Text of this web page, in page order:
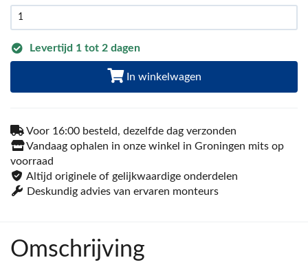
Levertijd 1 tot 2 dagen
In winkelwagen
Voor 16:00 besteld, dezelfde dag verzonden
Vandaag ophalen in onze winkel in Groningen mits op
voorraad
Altijd originele of gelijkwaardige onderdelen
Deskundig advies van ervaren monteurs
Omschrijving